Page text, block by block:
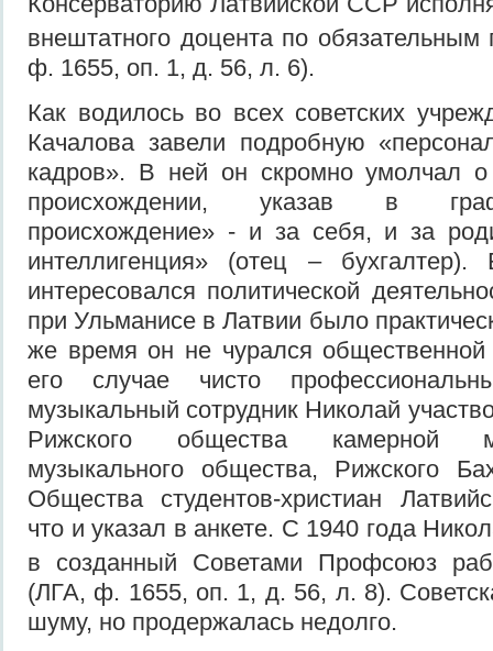
внештатного доцента по обязательным
ф. 1655, оп. 1, д. 56, л. 6).
Как водилось во всех советских
Качалова завели подробную
кадров». В ней он скромно умолчал
происхождении, указав в
происхождение» - и за себя, и за
интеллигенция» (отец –
интересовался политической
при Ульманисе в Латвии было
же время он не чурался
его случае чисто
музыкальный сотрудник Николай
Рижского общества камерной
музыкального общества, Рижского
Общества студентов-христиан
что и указал в анкете. С 1940 года
в созданный Советами Профсоюз
(ЛГА, ф. 1655, оп. 1, д. 56, л. 8).
шуму, но продержалась недолго.